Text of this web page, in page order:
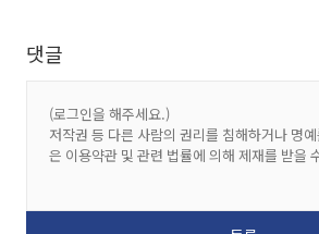
댓글